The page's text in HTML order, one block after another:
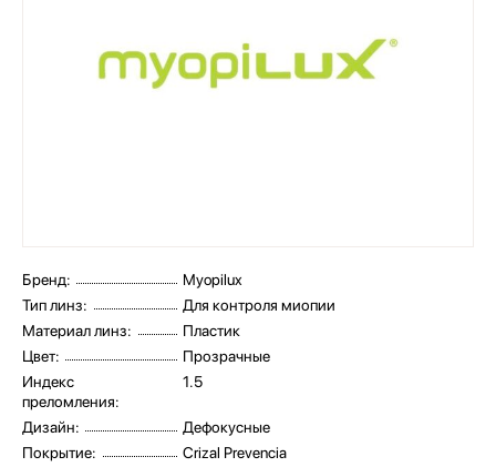
Бренд:
Myopilux
Тип линз:
Для контроля миопии
Материал линз:
Пластик
Цвет:
Прозрачные
Индекс
преломления:
1.5
Дизайн:
Дефокусные
Покрытие:
Crizal Prevencia